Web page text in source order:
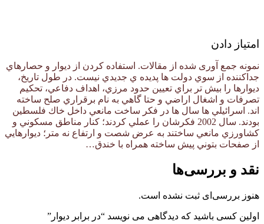
امتیاز دادن
نمونه جمع آوری شده از مقالات. استفاده کردن از ديوار و حصارهاي
جداكننده از سوي دولت ها پديده ي جديدي نيست. در طول تاريخ،
ديوارها را بيش تر براي تعيين حدود مرزي، اهداف دفاعي، تحكيم
تصرفات و اشغال اراضي و حتا گاهي به نام برقراري صلح ساخته
اند. اسرائيلي ها سال ها در فكر ساخت مانعي داخل خاك فلسطين
بودند. سال 2002 فكرشان را عملي كردند؛ كنار مناطق مسكوني و
كشاورزي مانعي ساختند به عرض شصت و ارتفاع نه متر؛ ديوارهايي
از صفحات بتوني پيش ساخته همراه با خندق…
نقد و بررسی‌ها
هنوز بررسی‌ای ثبت نشده است.
اولین کسی باشید که دیدگاهی می نویسد “در برابر دیوار”